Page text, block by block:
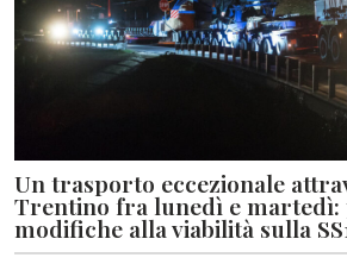
Un trasporto eccezionale
Trentino fra lunedì e martedì:
modifiche alla viabilità sulla